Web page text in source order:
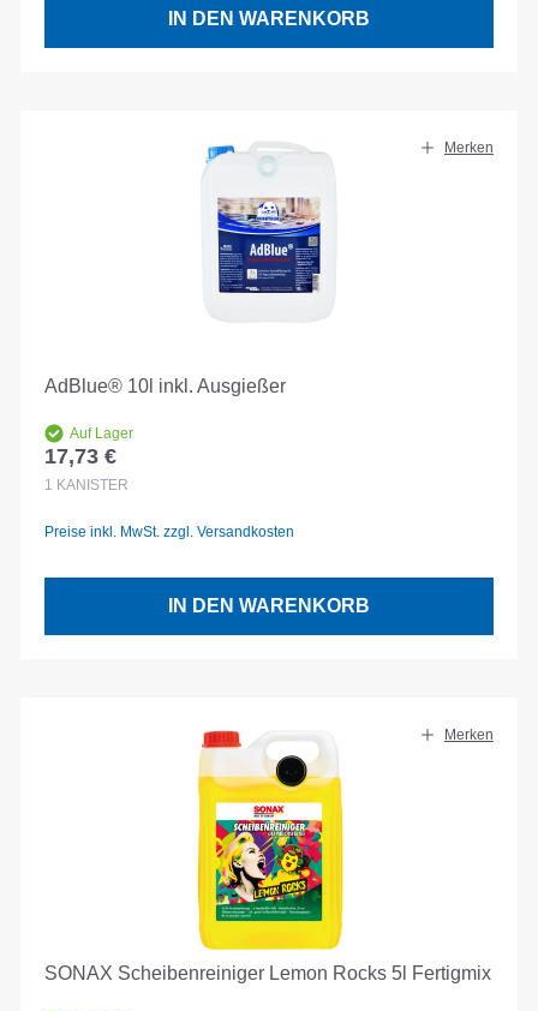
IN DEN WARENKORB
Merken
AdBlue® 10l inkl. Ausgießer
Auf Lager
Regulärer Preis:
17,73 €
1 KANISTER
Preise inkl. MwSt. zzgl. Versandkosten
IN DEN WARENKORB
Merken
SONAX Scheibenreiniger Lemon Rocks 5l Fertigmix